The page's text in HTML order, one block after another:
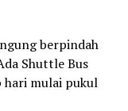
berpindah
Shuttle Bus
hari mulai pukul